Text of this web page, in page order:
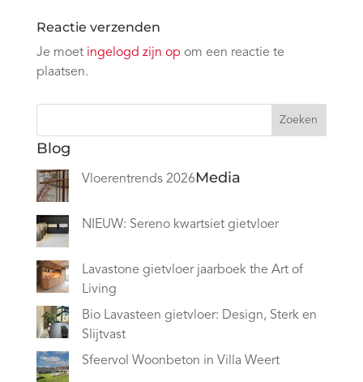
Reactie verzenden
Je moet ingelogd zijn op om een reactie te
plaatsen.
Zoeken
Blog
Vloerentrends 2026
NIEUW: Sereno kwartsiet gietvloer
Lavastone gietvloer jaarboek the Art of
Living
Bio Lavasteen gietvloer: Design, Sterk en
Slijtvast
Sfeervol Woonbeton in Villa Weert
Media